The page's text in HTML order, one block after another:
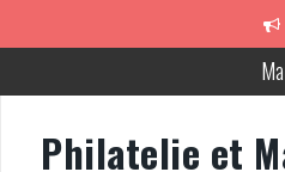
7ème
Philatelie et